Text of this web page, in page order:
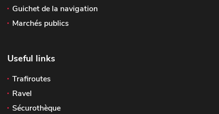
Guichet de la navigation
Marchés publics
Useful links
Trafiroutes
Ravel
Sécurothèque